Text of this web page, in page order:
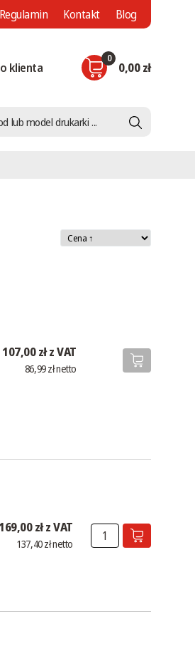
Regulamin Kontakt Blog
klienta
0
0,00 zł
107,00 zł z VAT
86,99 zł netto
169,00 zł z VAT
137,40 zł netto